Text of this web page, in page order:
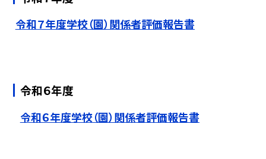
令和７年度学校（園）関係者評価報告書
令和６年度
令和６年度学校（園）関係者評価報告書